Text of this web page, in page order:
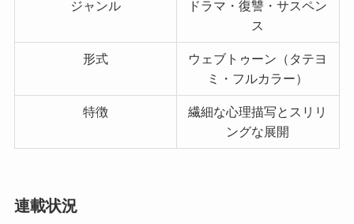
ジャンル
ドラマ・復讐・サスペン
ス
形式
ウェブトゥーン（タテヨ
ミ・フルカラー）
特徴
繊細な心理描写とスリリ
ングな展開
連載状況